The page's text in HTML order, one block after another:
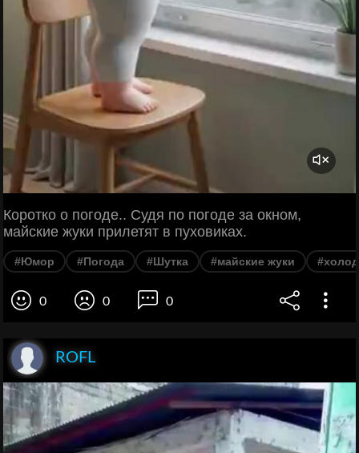
Коротко о погоде.. Судя по погоде за окном,
майские жуки прилетят в пуховиках.
#Юмор #Погода #Шутка #майские жуки #холод
0 0 0
ROFL